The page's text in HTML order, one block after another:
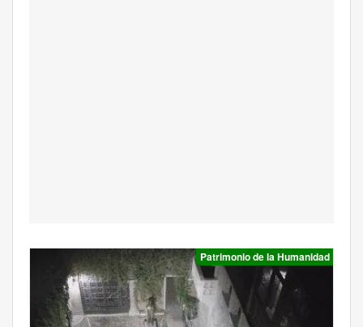
Patrimonio de la Humanidad